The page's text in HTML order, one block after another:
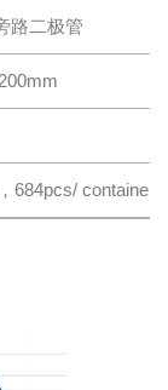
路二极管
684pcs/ container